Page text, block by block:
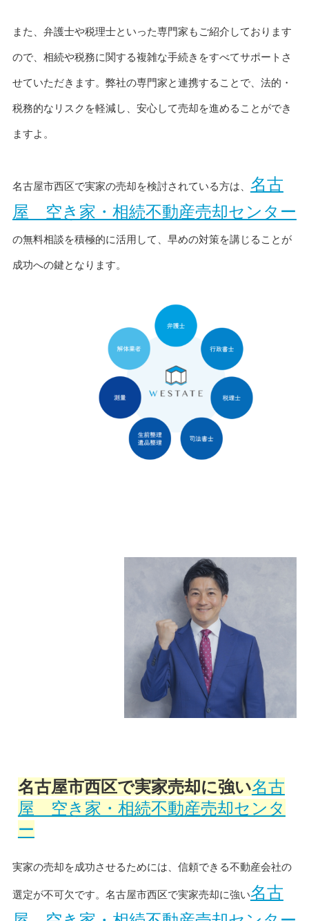
また、弁護士や税理士といった専門家もご紹介しております
ので、相続や税務に関する複雑な手続きをすべてサポートさ
せていただきます。弊社の専門家と連携することで、法的・
税務的なリスクを軽減し、安心して売却を進めることができ
ますよ。
名古屋市西区で実家の売却を検討されている方は、 名古
屋 空き家・相続不動産売却センター
の無料相談を積極的に活用して、早めの対策を講じることが
成功への鍵となります。
名古屋市西区で実家売却に強い名古
屋 空き家・相続不動産売却センタ
ー
実家の売却を成功させるためには、信頼できる不動産会社の
選定が不可欠です。名古屋市西区で実家売却に強い名古